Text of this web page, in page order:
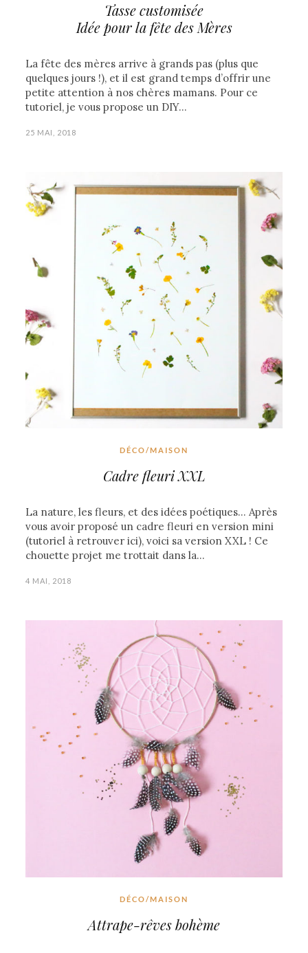
Tasse customisée
Idée pour la fête des Mères
La fête des mères arrive à grands pas (plus que
quelques jours !), et il est grand temps d’offrir une
petite attention à nos chères mamans. Pour ce
tutoriel, je vous propose un DIY…
25 MAI, 2018
DÉCO/MAISON
Cadre fleuri XXL
La nature, les fleurs, et des idées poétiques… Après
vous avoir proposé un cadre fleuri en version mini
(tutoriel à retrouver ici), voici sa version XXL ! Ce
chouette projet me trottait dans la…
4 MAI, 2018
DÉCO/MAISON
Attrape-rêves bohème